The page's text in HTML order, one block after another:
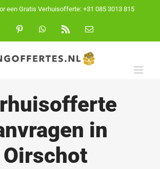
een Gratis Verhuisofferte: +31 085 3013 815
FacebookPinterest WhatsApp
E-
in
Oirschot